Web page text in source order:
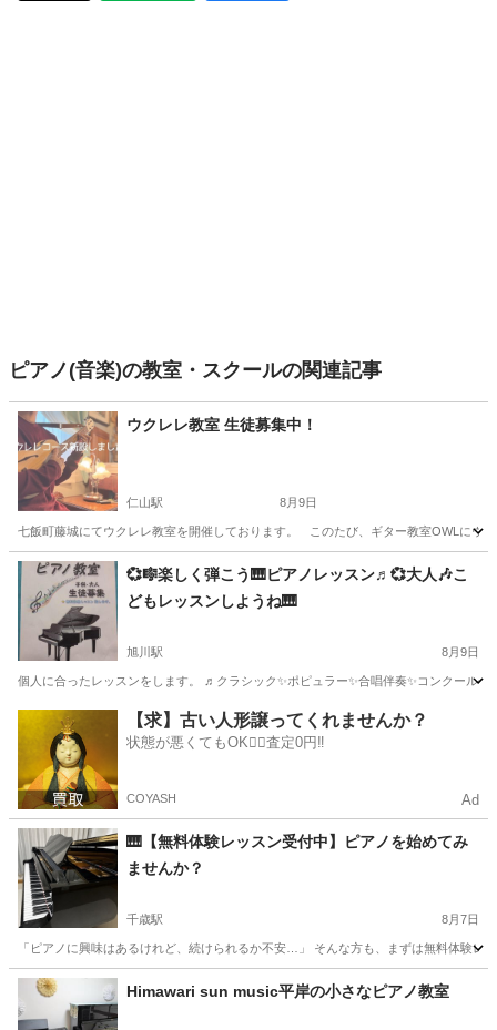
ピアノ(音楽)の教室・スクールの関連記事
ウクレレ教室 生徒募集中！
仁山駅 8月9日
七飯町藤城にてウクレレ教室を開催しております。 このたび、ギター教室OWLにウ
北海道 亀田郡 仁山駅 ウクレレ インスタグラム
💞🎼楽しく弾こう🎹ピアノレッスン♬💞大人🎶こ
どもレッスンしようね🎹
旭川駅 8月9日
個人に合ったレッスンをします。 ♬クラシック✨️ポピュラー✨️合唱伴奏✨️コンクール
旭川駅 ピアノ ピアノレッスン
【求】古い人形譲ってくれませんか？
状態が悪くてもOK🙆‍♀️査定0円‼️
COYASH Ad
🎹【無料体験レッスン受付中】ピアノを始めてみ
ませんか？
千歳駅 8月7日
「ピアノに興味はあるけれど、続けられるか不安…」 そんな方も、まずは無料体験
北海道 千歳市 レッスン
Himawari sun music平岸の小さなピアノ教室